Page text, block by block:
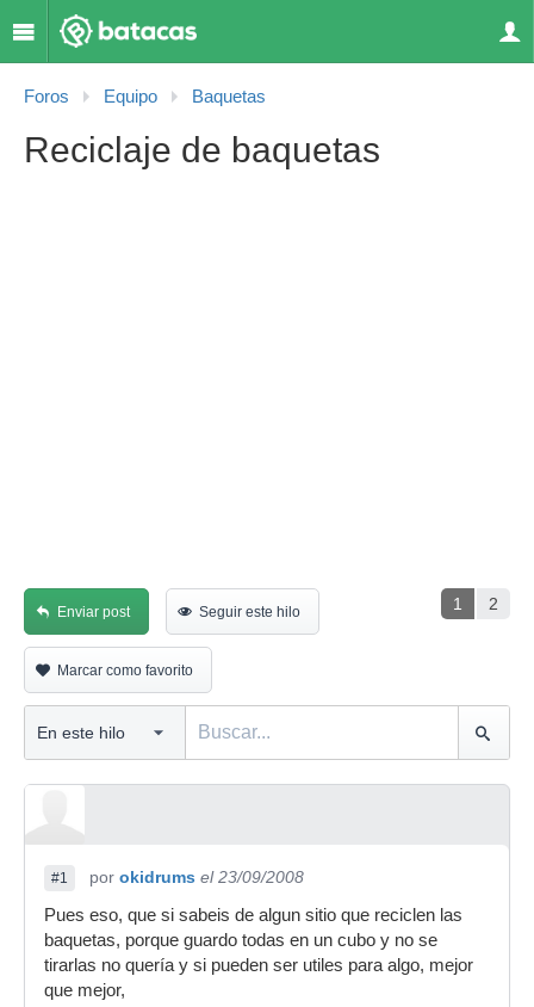
Foros Equipo Baquetas
Reciclaje de baquetas
1 2
Enviar post Seguir este hilo
Marcar como favorito
#1 por okidrums el 23/09/2008
Pues eso, que si sabeis de algun sitio que reciclen las
baquetas, porque guardo todas en un cubo y no se
tirarlas no quería y si pueden ser utiles para algo, mejor
que mejor,